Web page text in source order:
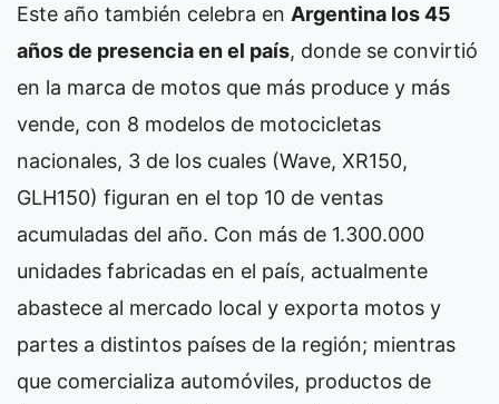
Este año también celebra en Argentina los 45
años de presencia en el país, donde se convirtió
en la marca de motos que más produce y más
vende, con 8 modelos de motocicletas
nacionales, 3 de los cuales (Wave, XR150,
GLH150) figuran en el top 10 de ventas
acumuladas del año. Con más de 1.300.000
unidades fabricadas en el país, actualmente
abastece al mercado local y exporta motos y
partes a distintos países de la región; mientras
que comercializa automóviles, productos de